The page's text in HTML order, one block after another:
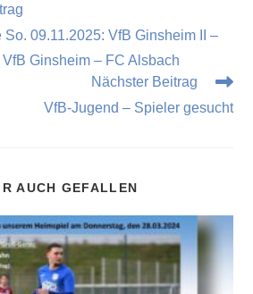
09.11.2025: VfB Ginsheim II –
Ginsheim – FC Alsbach
Nächster Beitrag
VfB-Jugend – Spieler gesucht
AUCH GEFALLEN